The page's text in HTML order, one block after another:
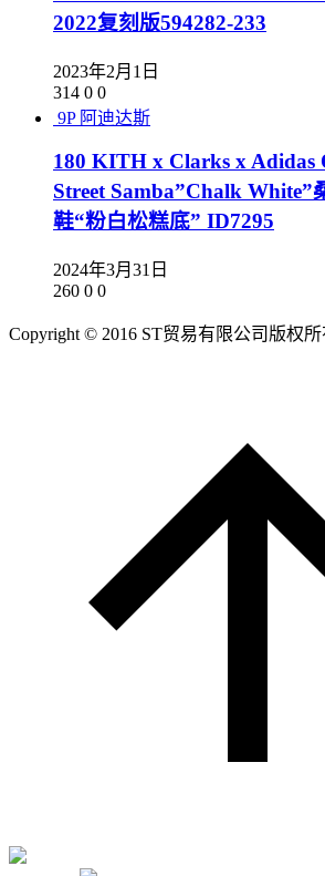
2022复刻版594282-233
2023年2月1日
314 0 0
9P 阿迪达斯
180 KITH x Clarks x Adidas
Street Samba”Chalk White”
鞋“粉白松糕底” ID7295
2024年3月31日
260 0 0
Copyright © 2016 ST贸易有限公司版权所